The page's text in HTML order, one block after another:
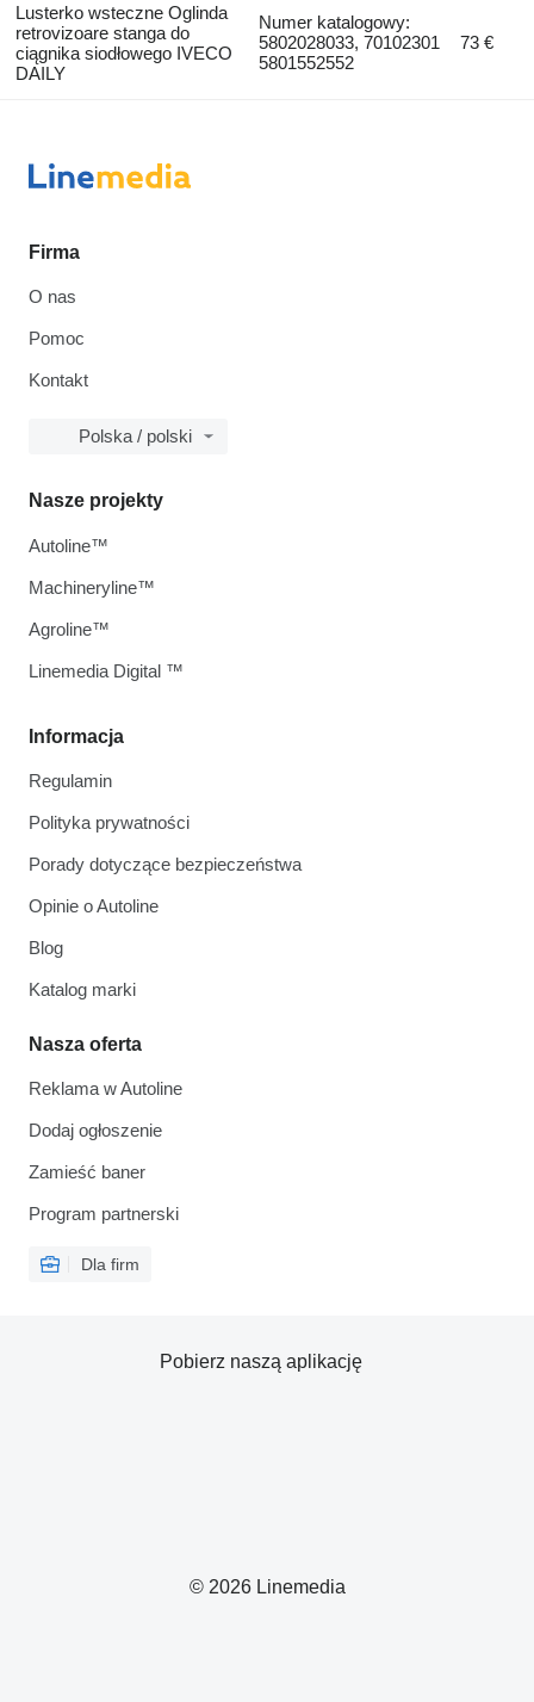
Lusterko wsteczne Oglinda
retrovizoare stanga do
ciągnika siodłowego IVECO
DAILY
Numer katalogowy:
5802028033, 70102301
5801552552
73 €
Firma
O nas
Pomoc
Kontakt
Polska / polski
Informacja
Regulamin
Polityka prywatności
Porady dotyczące bezpieczeństwa
Opinie o Autoline
Blog
Katalog marki
Nasza oferta
Reklama w Autoline
Dodaj ogłoszenie
Zamieść baner
Program partnerski
Dla firm
Nasze projekty
Autoline™
Machineryline™
Agroline™
Linemedia Digital ™
© 2026 Linemedia
Pobierz naszą aplikację